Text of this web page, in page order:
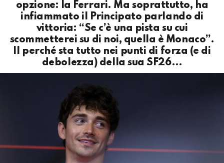
opzione: la Ferrari. Ma soprattutto, ha
infiammato il Principato parlando di
vittoria: “Se c’è una pista su cui
scommetterei su di noi, quella è Monaco”.
Il perché sta tutto nei punti di forza (e di
debolezza) della sua SF26…